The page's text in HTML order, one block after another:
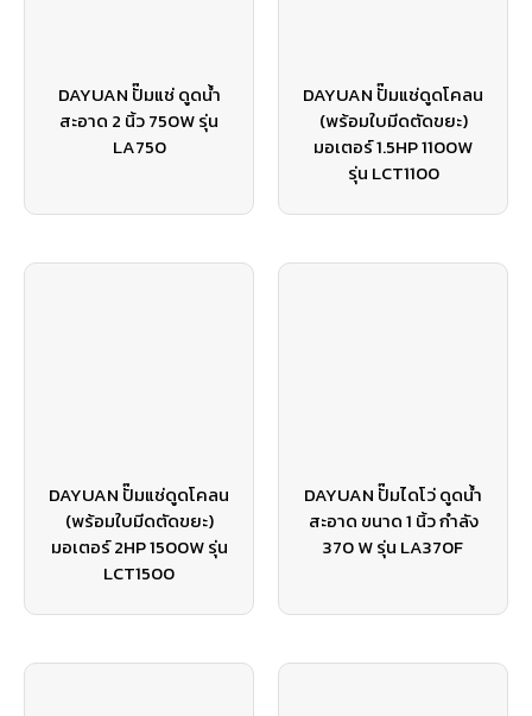
DAYUAN ปั๊มแช่ ดูดน้ำ
สะอาด 2 นิ้ว 750W รุ่น
LA750
DAYUAN ปั๊มแช่ดูดโคลน
(พร้อมใบมีดตัดขยะ)
มอเตอร์ 1.5HP 1100W
รุ่น LCT1100
DAYUAN ปั๊มแช่ดูดโคลน
(พร้อมใบมีดตัดขยะ)
มอเตอร์ 2HP 1500W รุ่น
LCT1500
DAYUAN ปั๊มไดโว่ ดูดน้ำ
สะอาด ขนาด 1 นิ้ว กำลัง
370 W รุ่น LA370F